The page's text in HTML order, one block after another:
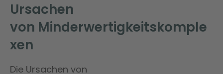
Ursachen
von Minderwertigkeitskomple
xen
Die Ursachen von